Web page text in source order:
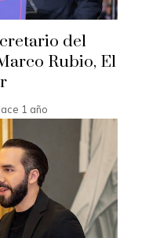
del
Rubio, El
1 año